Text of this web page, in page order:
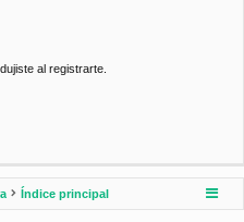
al registrarte.
Índice principal